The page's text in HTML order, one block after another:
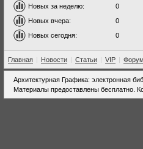
Новых за неделю:
0
Новых вчера:
0
Новых сегодня:
0
Главная | Новости | Статьи | VIP | Форум
Архитектурная Графика: электронная
Материалы предоставлены бесплатно.